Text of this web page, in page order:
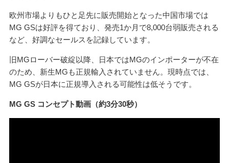
欧州市場よりもひと足先に販売開始となった中国市場では
MG GSは好評を得ており、発売1か月で8,000台弱販売される
など、好調なセールスを記録しています。
旧MGローバー破綻以降、日本ではMGのインポーターが不在
のため、新生MGも正規輸入されていません。現時点では、
MG GSが日本に正規導入される可能性は低そうです。
MG GS コンセプト動画（約3分30秒）